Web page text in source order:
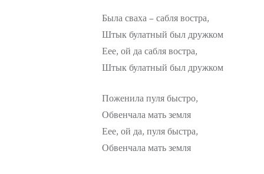
Была сваха – сабля востра,
Штык булатный был дружком
Еее, ой да сабля востра,
Штык булатный был дружком
Поженила пуля быстро,
Обвенчала мать земля
Еее, ой да, пуля быстра,
Обвенчала мать земля